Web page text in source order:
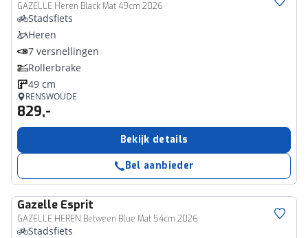
GAZELLE Heren Black Mat 49cm 2026
Stadsfiets
Heren
7 versnellingen
Rollerbrake
49 cm
RENSWOUDE
829,-
Bekijk details
Bel aanbieder
Gazelle Esprit
GAZELLE HEREN Between Blue Mat 54cm 2026
Stadsfiets